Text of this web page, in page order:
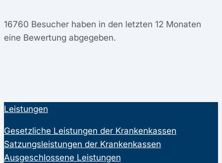
16760 Besucher haben in den letzten 12 Monaten
eine Bewertung abgegeben.
Leistungen
Gesetzliche Leistungen der Krankenkassen
Satzungsleistungen der Krankenkassen
Ausgeschlossene Leistungen